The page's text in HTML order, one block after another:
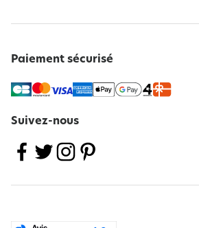
Paiement sécurisé
Suivez-nous